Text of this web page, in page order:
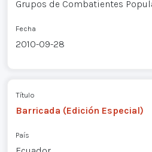
Grupos de Combatientes
Fecha
2010-09-28
Título
Barricada (Edición Especial)
País